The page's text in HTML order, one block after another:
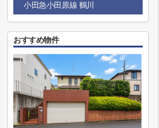
小田急小田原線 鶴川
おすすめ物件